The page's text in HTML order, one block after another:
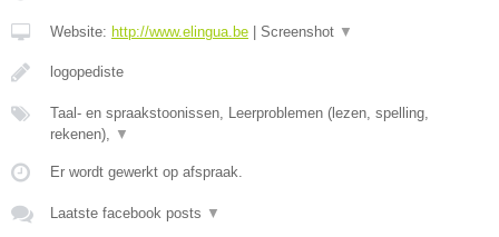
Website: http://www.elingua.be Screenshot ▼
logopediste
Taal- en spraakstoonissen, Leerproblemen (lezen, spelling,
rekenen), ▼
Er wordt gewerkt op afspraak.
Laatste facebook posts ▼